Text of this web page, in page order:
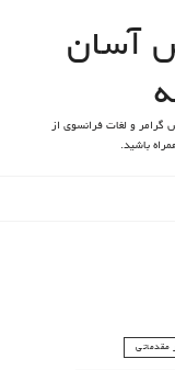
آسان
و لغات فرانسوی از
باشید.
مقدماتی